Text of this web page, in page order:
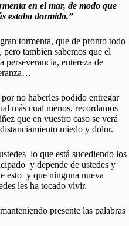
en el mar, de modo que
estaba dormido.”
tormenta, que de pronto todo
también sabemos que el
perseverancia, entereza de
no haberles podido entregar
más cual menos, recordamos
que en vuestro caso se verá
miedo y dolor.
lo que está sucediendo los
y depende de ustedes y
esto y que ninguna nueva
les ha tocado vivir.
presente las palabras